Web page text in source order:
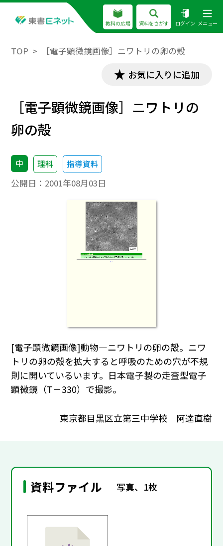
教科の広場 資料をさがす ログイン メニュー
TOP ［電子顕微鏡画像］ニワトリの卵の殻
お気に入りに追加
［電子顕微鏡画像］ニワトリの
卵の殻
中 理科 指導資料
公開日： 2001年08月03日
[電子顕微鏡画像]動物―ニワトリの卵の殻。ニワ
トリの卵の殻を拡大すると呼吸のための穴が不規
則に開いているいます。日本電子製の走査型電子
顕微鏡（T－330）で撮影。
東京都目黒区立第三中学校 阿達直樹
資料ファイル 写真、1枚